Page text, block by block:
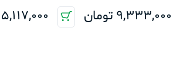
9,333,000 تومان